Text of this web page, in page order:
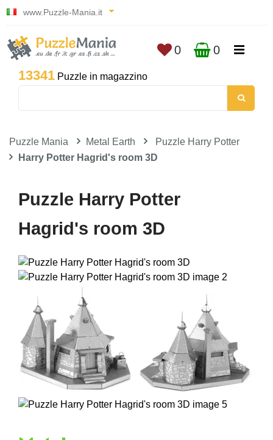
www.Puzzle-Mania.it
13341 Puzzle in magazzino
0 0
Puzzle Mania Metal Earth
Puzzle Harry Potter
Harry Potter Hagrid's room 3D
Puzzle Harry Potter
Hagrid's room 3D